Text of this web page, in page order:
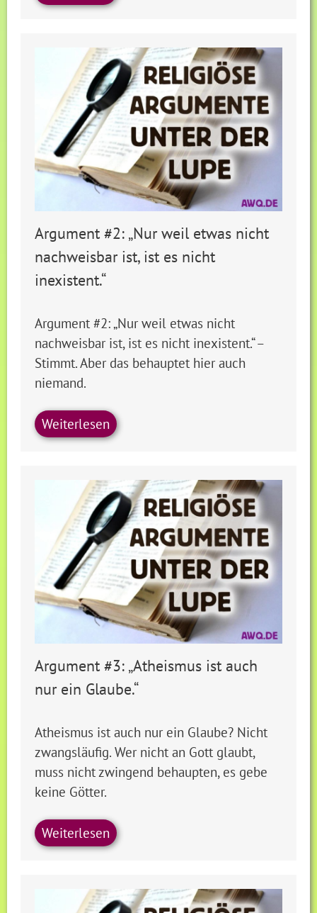
Argument #2: „Nur weil etwas nicht
nachweisbar ist, ist es nicht
inexistent.“
Argument #2: „Nur weil etwas nicht
nachweisbar ist, ist es nicht inexistent.“ –
Stimmt. Aber das behauptet hier auch
niemand.
Weiterlesen
Argument #3: „Atheismus ist auch
nur ein Glaube.“
Atheismus ist auch nur ein Glaube? Nicht
zwangsläufig. Wer nicht an Gott glaubt,
muss nicht zwingend behaupten, es gebe
keine Götter.
Weiterlesen